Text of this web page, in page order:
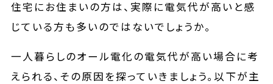
住宅にお住まいの方は、実際に電気代が高いと感
じている方も多いのではないでしょうか。
一人暮らしのオール電化の電気代が高い場合に考
えられる、その原因を探っていきましょう。以下が主